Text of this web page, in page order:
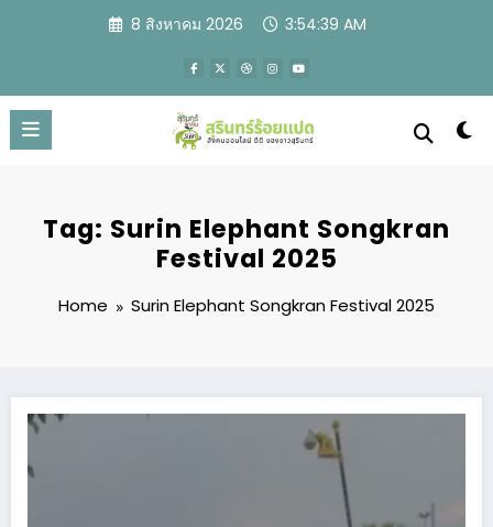
8 สิงหาคม 2026 3:54:40 AM
Tag: Surin Elephant Songkran
Festival 2025
Home Surin Elephant Songkran Festival 2025